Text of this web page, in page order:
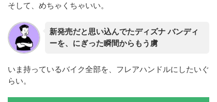
そして、めちゃくちゃいい。
新発売だと思い込んでたディズナ バンディ
ーを、にぎった瞬間からもう虜
いま持っているバイク全部を、フレアハンドルにしたいぐ
らい。